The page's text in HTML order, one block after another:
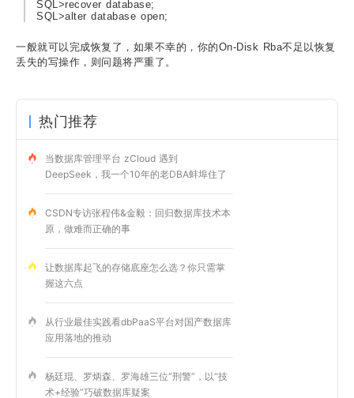
SQL>recover database;
SQL>alter database open;
一般就可以完成恢复了，如果不幸的，你的On-Disk Rba不足以恢复
丢失的写操作，则问题将严重了。
热门推荐
当数据库管理平台 zCloud 遇到
DeepSeek，我一个10年的老DBA蚌埠住了
CSDN专访张程伟&金毅：回归数据库技术本
原，做难而正确的事
让数据库起飞的存储底座怎么选？你只需掌
握这六点
从行业最佳实践看dbPaaS平台对国产数据库
应用落地的推动
杨廷琨、罗炳森、罗海雄三位“刑警”，以“技
术+经验”巧破数据库疑案